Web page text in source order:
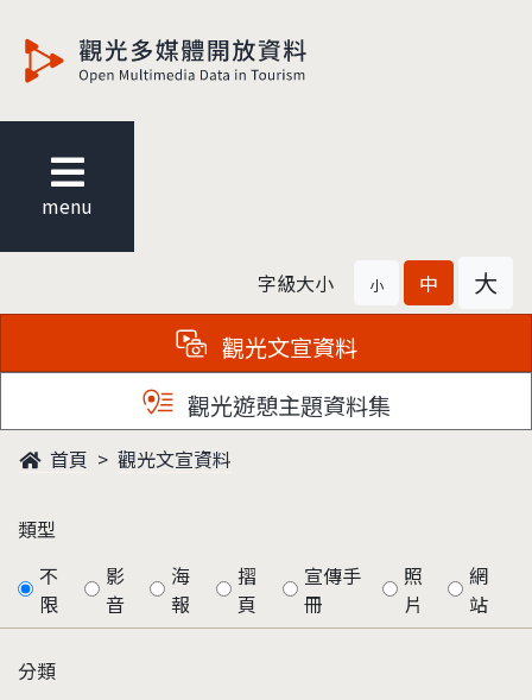
menu
字級大小 小 中 大
觀光文宣資料
觀光遊憩主題資料集
首頁 觀光文宣資料
類型
不
限
影
音
海
報
摺
頁
宣傳手
冊
照
片
網
站
分類